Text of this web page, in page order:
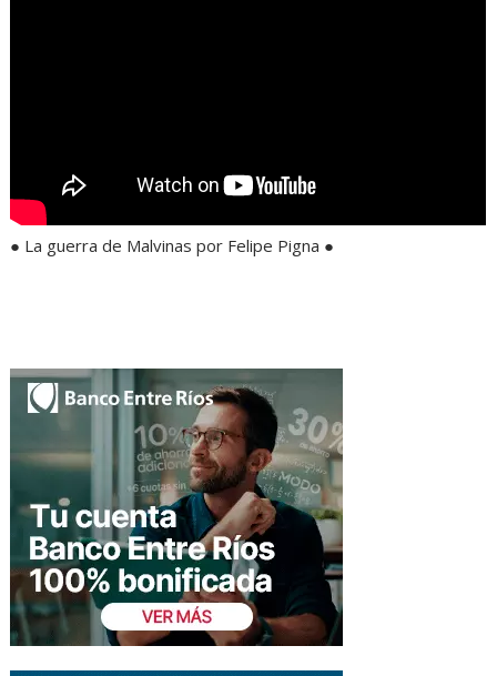
● La guerra de Malvinas por Felipe Pigna ●